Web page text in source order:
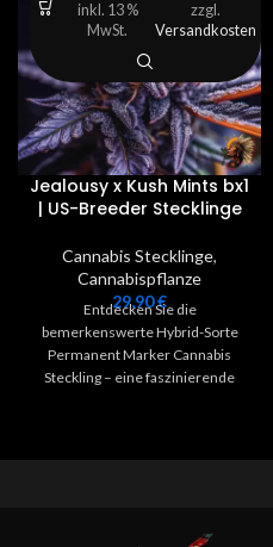
Jealousy x Kush Mints bx1
| US-Breeder Stecklinge
Cannabis Stecklinge,
Cannabispflanze
29,90€
Entdecken Sie die
bemerkenswerte Hybrid-Sorte
Permanent Marker Cannabis
Steckling – eine faszinierende
einfachen Pflegeanforderungen,
inkl. 13 %
MwSt.
zzgl.
Versandkosten